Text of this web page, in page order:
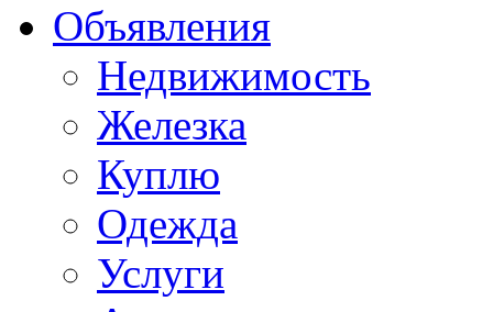
Объявления
Недвижимость
Железка
Куплю
Одежда
Услуги